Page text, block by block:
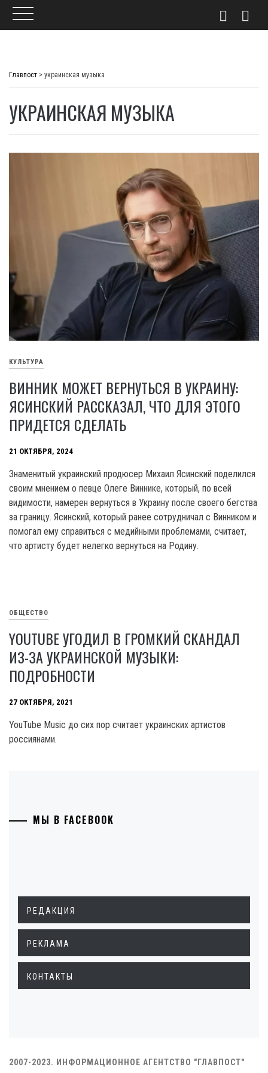
Главпост > украинская музыка
УКРАИНСКАЯ МУЗЫКА
КУЛЬТУРА
ВИННИК МОЖЕТ ВЕРНУТЬСЯ В УКРАИНУ:
ЯСИНСКИЙ РАССКАЗАЛ, ЧТО ДЛЯ ЭТОГО
ПРИДЕТСЯ СДЕЛАТЬ
21 ОКТЯБРЯ, 2024
Знаменитый украинский продюсер Михаил Ясинский поделился
своим мнением о певце Олеге Виннике, который, по всей
видимости, намерен вернуться в Украину после своего бегства
за границу. Ясинский, который ранее сотрудничал с Винником и
помогал ему справиться с медийными проблемами, считает,
что артисту будет нелегко вернуться на Родину.
ОБЩЕСТВО
YOUTUBE УГОДИЛ В ГРОМКИЙ СКАНДАЛ
ИЗ-ЗА УКРАИНСКОЙ МУЗЫКИ:
ПОДРОБНОСТИ
27 ОКТЯБРЯ, 2021
YouTube Music до сих пор считает украинских артистов
россиянами.
МЫ В FACEBOOK
РЕДАКЦИЯ
РЕКЛАМА
КОНТАКТЫ
2007-2023. ИНФОРМАЦИОННОЕ АГЕНТСТВО "ГЛАВПОСТ"